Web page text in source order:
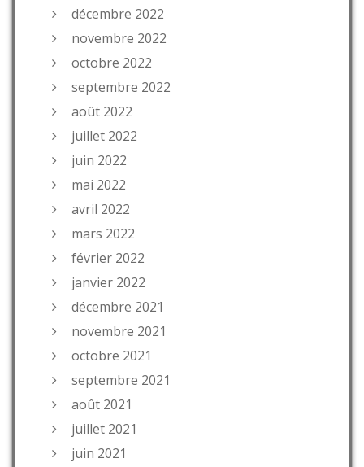
décembre 2022
novembre 2022
octobre 2022
septembre 2022
août 2022
juillet 2022
juin 2022
mai 2022
avril 2022
mars 2022
février 2022
janvier 2022
décembre 2021
novembre 2021
octobre 2021
septembre 2021
août 2021
juillet 2021
juin 2021